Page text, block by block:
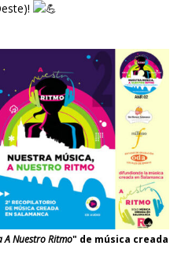
A Nuestro Ritmo" de música creada